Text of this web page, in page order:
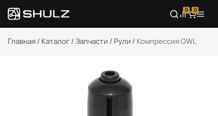
0 0
Главная / Каталог / Запчасти / Рули / Компрессия OWL